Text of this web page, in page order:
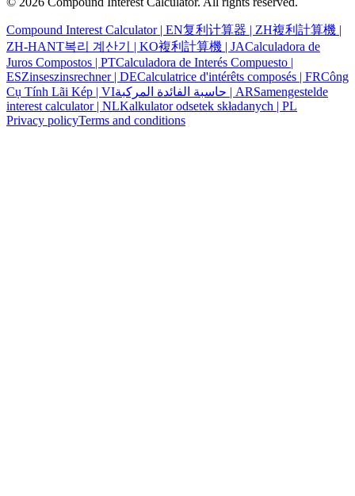
Compound Interest Calculator| EN复利计算器 | ZH複利計算機 |
ZH-HANT복리 계산기 | KO複利計算機 | JACalculadora de
Juros Compostos | PTCalculadora de Interés Compuesto |
ESZinseszinsrechner| DECalculatrice d'intérêts composés | FRCông
Cụ Tính Lãi Kép | VIحاسبة الفائدة المركبة | ARSamengestelde
interest calculator| NLKalkulator odsetek składanych | PL
Privacy policyTerms and conditions